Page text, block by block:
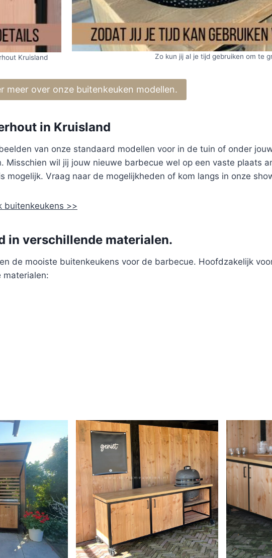
Kruisland Zo kun jij al je tijd gebruiken om te
meer over onze buitenkeuken modellen.
in Kruisland
van onze standaard modellen voor in de tuin of onder
wil jij jouw nieuwe barbecue wel op een vaste plaats
mogelijk. Vraag naar de mogelijkheden of kom langs in onze
buitenkeukens >>
in verschillende materialen.
de mooiste buitenkeukens voor de barbecue. Hoofdzakelijk voor
materialen: